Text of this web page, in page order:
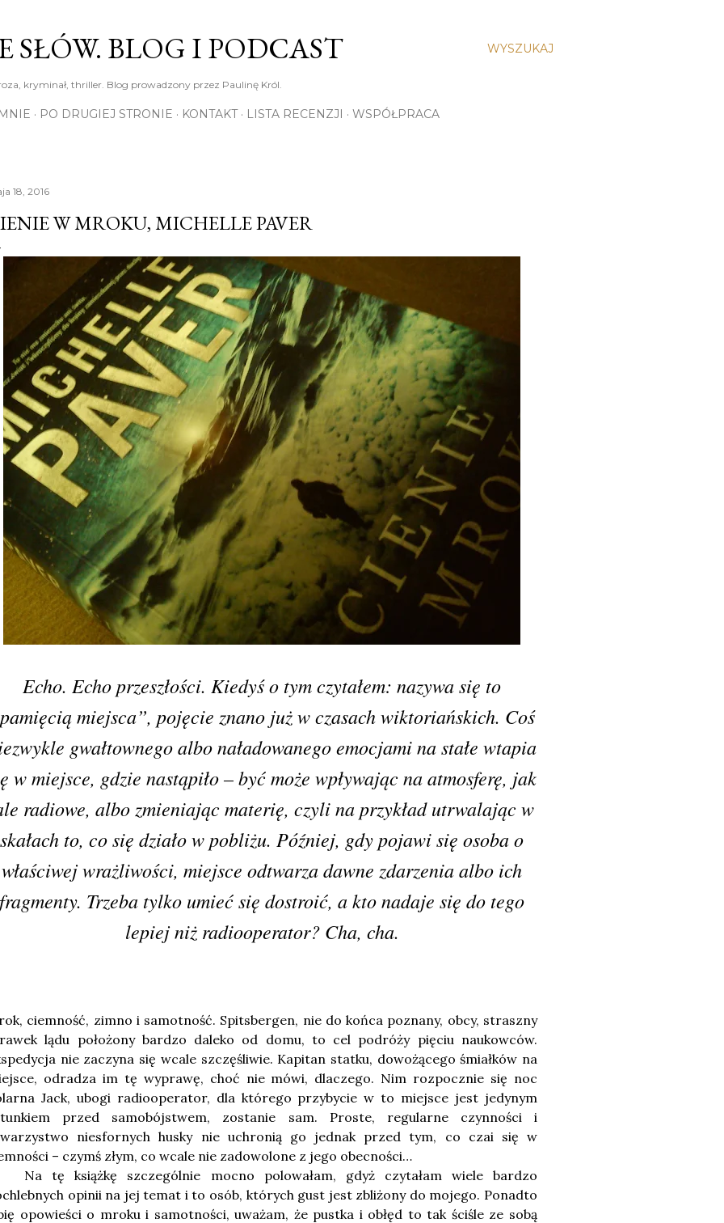
WYSZUKAJ
SŁÓW. BLOG I PODCAST
kryminał, thriller. Blog prowadzony przez Paulinę Król.
PO DRUGIEJ STRONIE KONTAKT LISTA RECENZJI WSPÓŁPRACA
18, 2016
W MROKU, MICHELLE PAVER
Echo. Echo przeszłości. Kiedyś o tym czytałem: nazywa się to
miejsca”, pojęcie znano już w czasach wiktoriańskich. Coś
gwałtownego albo naładowanego emocjami na stałe wtapia
w miejsce, gdzie nastąpiło – być może wpływając na atmosferę, jak
radiowe, albo zmieniając materię, czyli na przykład utrwalając w
skałach to, co się działo w pobliżu. Później, gdy pojawi się osoba o
właściwej wrażliwości, miejsce odtwarza dawne zdarzenia albo ich
fragmenty. Trzeba tylko umieć się dostroić, a kto nadaje się do tego
lepiej niż radiooperator? Cha, cha.
ciemność, zimno i samotność. Spitsbergen, nie do końca poznany, obcy, straszny
lądu położony bardzo daleko od domu, to cel podróży pięciu naukowców.
nie zaczyna się wcale szczęśliwie. Kapitan statku, dowożącego śmiałków na
odradza im tę wyprawę, choć nie mówi, dlaczego. Nim rozpocznie się noc
Jack, ubogi radiooperator, dla którego przybycie w to miejsce jest jedynym
przed samobójstwem, zostanie sam. Proste, regularne czynności i
niesfornych husky nie uchronią go jednak przed tym, co czai się w
– czymś złym, co wcale nie zadowolone z jego obecności…
Na tę książkę szczególnie mocno polowałam, gdyż czytałam wiele bardzo
opinii na jej temat i to osób, których gust jest zbliżony do mojego. Ponadto
opowieści o mroku i samotności, uważam, że pustka i obłęd to tak ściśle ze sobą